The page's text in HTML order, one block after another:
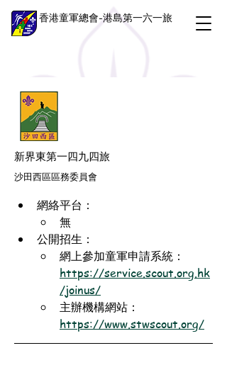
香港童軍總會-港島第一六一旅
新界東第一四九四旅
沙田西區區務委員會
網絡平台：
無
公開招生：
網上參加童軍申請系統：
https://service.scout.org.hk
/joinus/
主辦機構網站：
https://www.stwscout.org/